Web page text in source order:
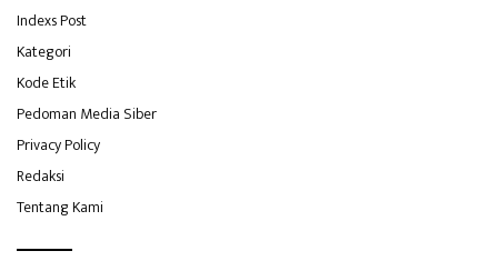
Indexs Post
Kategori
Kode Etik
Pedoman Media Siber
Privacy Policy
Redaksi
Tentang Kami